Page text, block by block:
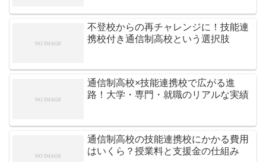
不登校からの再チャレンジに！技能連
携校付き通信制高校という選択肢
通信制高校×技能連携校で広がる進
路！大学・専門・就職のリアルな実績
通信制高校の技能連携校にかかる費用
はいくら？授業料と支援金の仕組み